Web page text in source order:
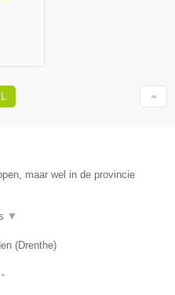
maar wel in de provincie
▼
(Drenthe)
-